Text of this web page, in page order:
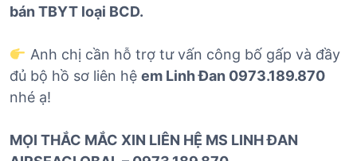
bán TBYT loại BCD.
Anh chị cần hỗ trợ tư vấn công bố gấp và đầy
đủ bộ hồ sơ liên hệ em Linh Đan 0973.189.870
nhé ạ!
MỌI THẮC MẮC XIN LIÊN HỆ MS LINH ĐAN